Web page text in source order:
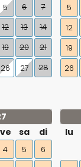
5 6
7
12 13
14
19 20
21
26 27
28
5
12
19
26
ve sa di
4 5
6
lu